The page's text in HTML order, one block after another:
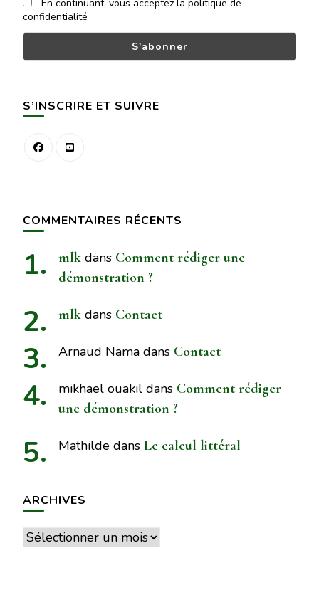
En continuant, vous acceptez la politique de
confidentialité
S’INSCRIRE ET SUIVRE
COMMENTAIRES RÉCENTS
mlk dans Comment rédiger une
démonstration ?
mlk dans Contact
Arnaud Nama dans Contact
mikhael ouakil dans Comment rédiger
une démonstration ?
Mathilde dans Le calcul littéral
ARCHIVES
Archives